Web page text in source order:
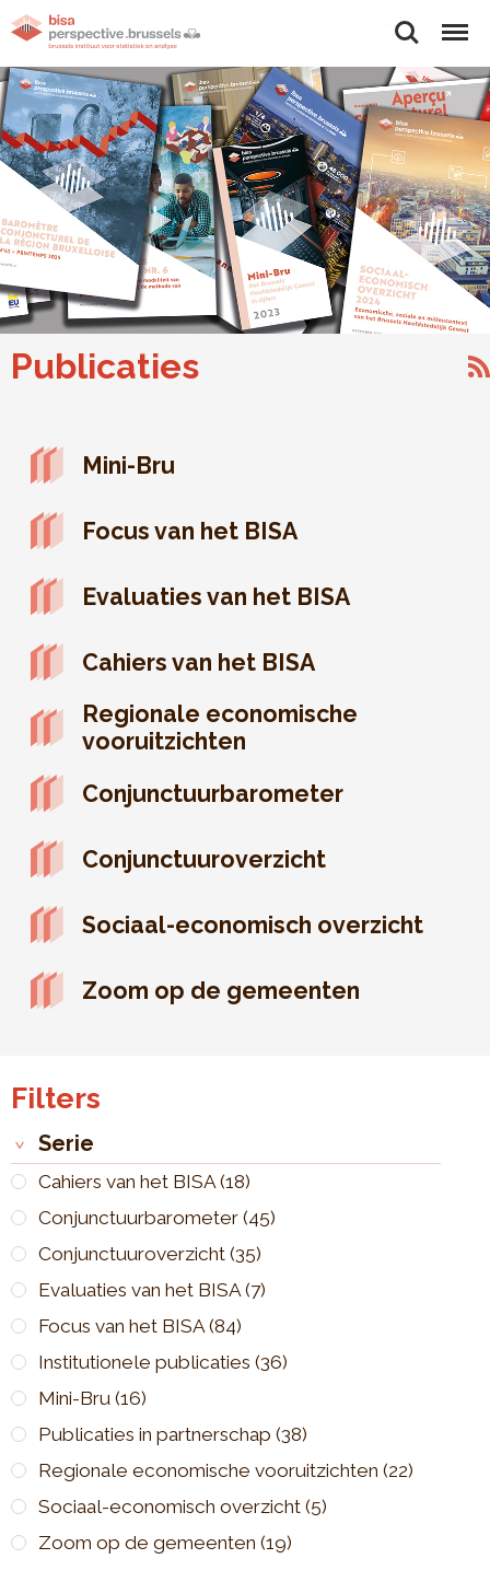
ZoekenMenu
Publicaties
Mini-Bru
Focus van het BISA
Evaluaties van het BISA
Cahiers van het BISA
Regionale economische
vooruitzichten
Conjunctuurbarometer
Conjunctuuroverzicht
Sociaal-economisch overzicht
Zoom op de gemeenten
Filters
Serie
Cahiers van het BISA (18)
Conjunctuurbarometer (45)
Conjunctuuroverzicht (35)
Evaluaties van het BISA (7)
Focus van het BISA (84)
Institutionele publicaties (36)
Mini-Bru (16)
Publicaties in partnerschap (38)
Regionale economische vooruitzichten (22)
Sociaal-economisch overzicht (5)
Zoom op de gemeenten (19)